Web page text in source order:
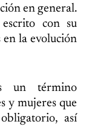
en general.
con su
en la evolución
un término
y mujeres que
así